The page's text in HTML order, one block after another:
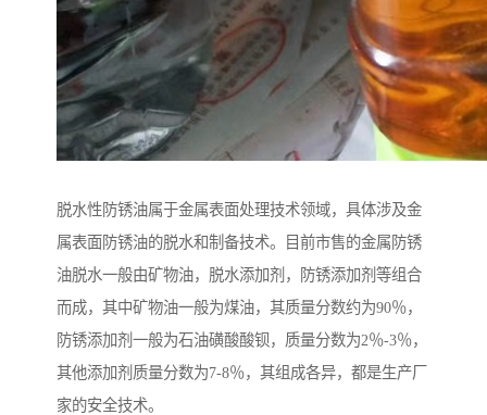
脱水性防锈油属于金属表面处理技术领域，具体涉及金
属表面防锈油的脱水和制备技术。目前市售的金属防锈
油脱水一般由矿物油，脱水添加剂，防锈添加剂等组合
而成，其中矿物油一般为煤油，其质量分数约为90％，
防锈添加剂一般为石油磺酸酸钡，质量分数为2％-3％，
其他添加剂质量分数为7-8％，其组成各异，都是生产厂
家的安全技术。